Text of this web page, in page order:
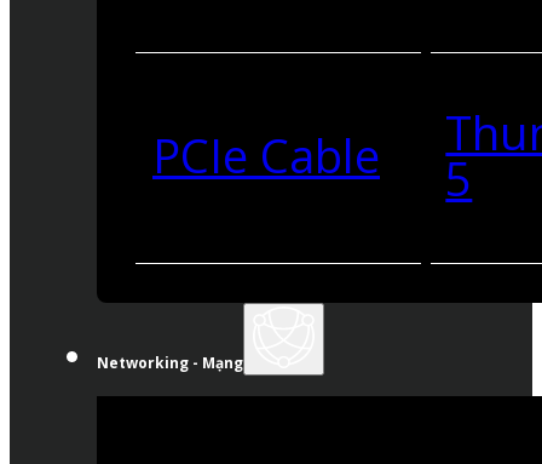
PCIe Cable 5
Networking - Mạng